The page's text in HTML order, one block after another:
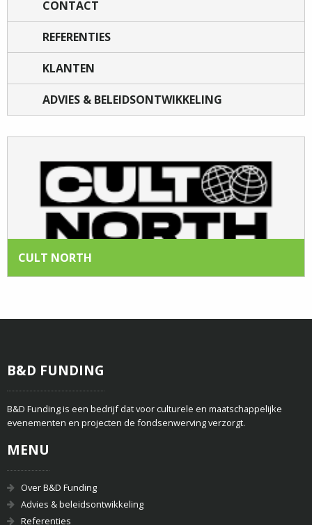
CONTACT
REFERENTIES
KLANTEN
ADVIES & BELEIDSONTWIKKELING
CULT NORTH
B&D FUNDING
B&D Funding is een bedrijf dat voor culturele en maatschappelijke
evenementen en projecten de fondsenwerving verzorgt.
MENU
Over B&D Funding
Advies & beleidsontwikkeling
Referenties